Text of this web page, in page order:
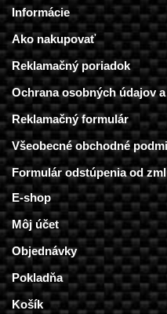
Informácie
Ako nakupovať
Reklamačný poriadok
Ochrana osobných údajov
Reklamačný formulár
Všeobecné obchodné
Formulár odstúpenia od
E-shop
Môj účet
Objednávky
Pokladňa
Košík